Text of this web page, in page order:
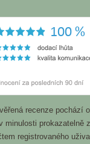
recenze pochází
minulosti prokazatelně
registrovaného